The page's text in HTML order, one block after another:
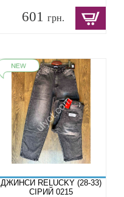
601грн.
ДЖИНСИ RELUCKY (28-33)
СІРИЙ 0215